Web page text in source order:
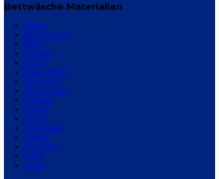
Bettwäsche Materialien
Batist
Baumwolle
Biber
Flanell
Linon
Mako-Satin
Renforcé
Seersucker
Damast
Fleece
Jersey
Microfaser
Perkal
Polyester
Satin
Seide